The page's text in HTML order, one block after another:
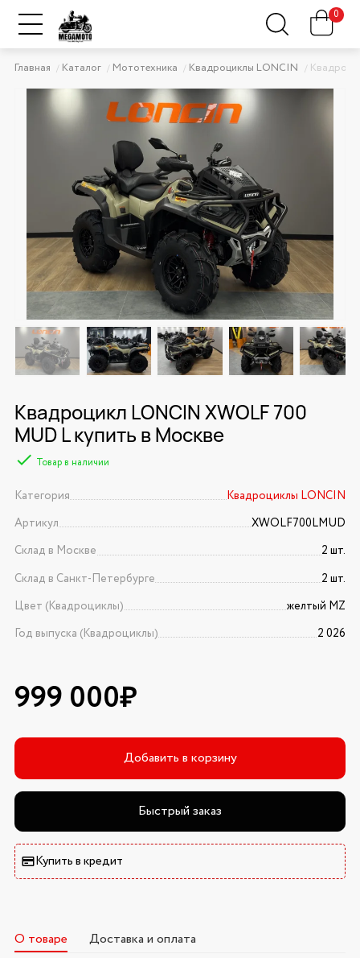
0
Главная Каталог Мототехника Квадроциклы LONCIN
Квадроцикл LONCIN XWOLF 700
MUD L купить в Москве
Товар в наличии
Категория
Квадроциклы LONCIN
Артикул
XWOLF700LMUD
Склад в Москве
2 шт.
Склад в Санкт-Петербурге
2 шт.
Цвет (Квадроциклы)
желтый MZ
Год выпуска (Квадроциклы)
2 026
999 000₽
Добавить в корзину
Быстрый заказ
Купить в кредит
О товаре Доставка и оплата